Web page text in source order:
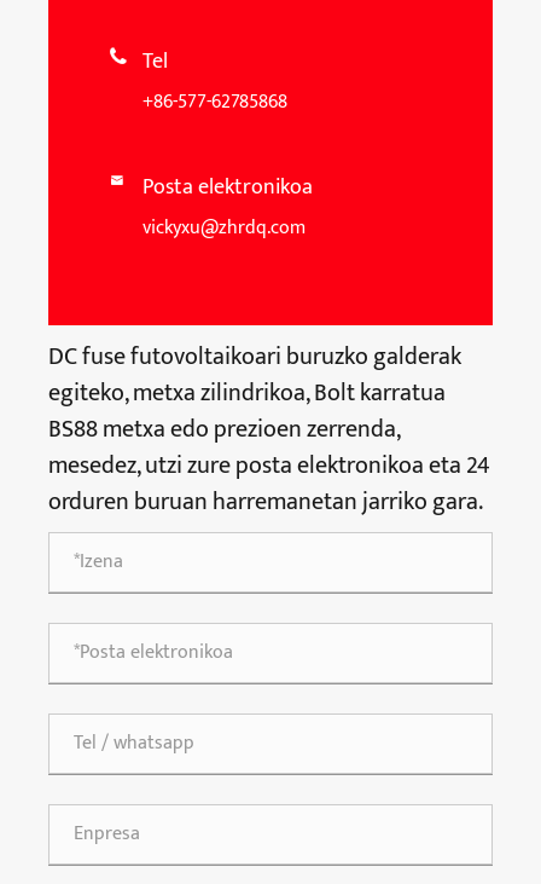
 Tel
+86-577-62785868
 Posta elektronikoa
vickyxu@zhrdq.com
DC fuse futovoltaikoari buruzko galderak
egiteko, metxa zilindrikoa, Bolt karratua
BS88 metxa edo prezioen zerrenda,
mesedez, utzi zure posta elektronikoa eta 24
orduren buruan harremanetan jarriko gara.